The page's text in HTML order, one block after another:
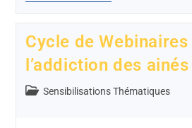
Cycle de Webinaires
l’addiction des ainés
Sensibilisations Thématiques